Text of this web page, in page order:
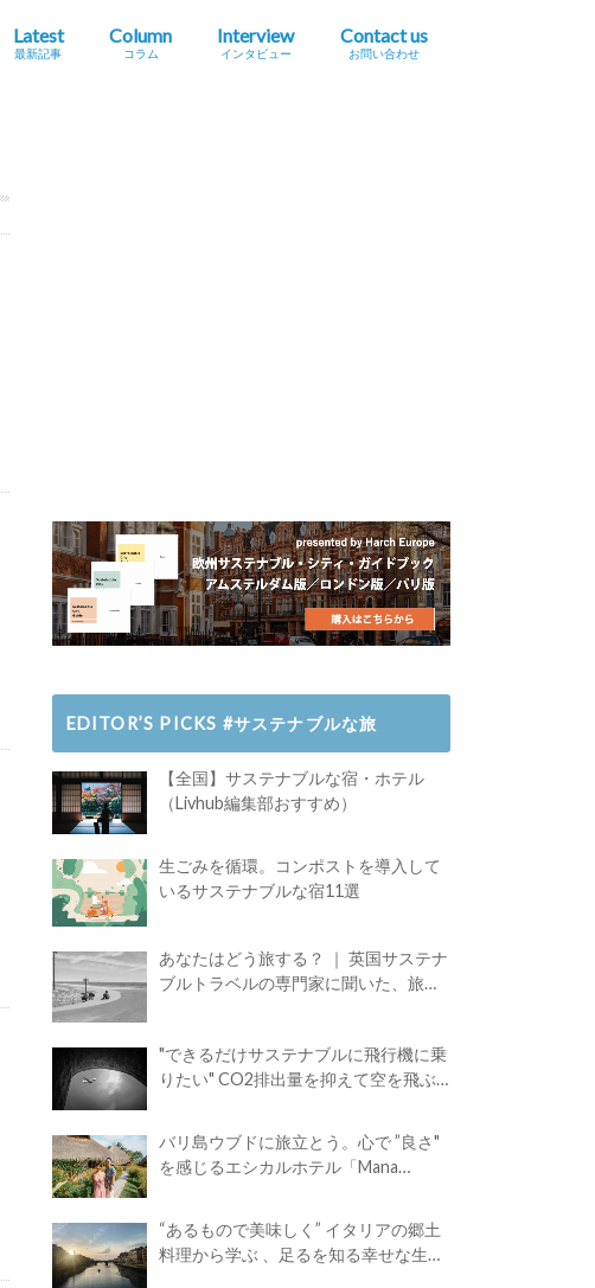
Latest
最新記事
Column
コラム
Interview
インタビュー
Contact us
お問い合わせ
EDITOR’S PICKS #サステナブルな旅
【全国】サステナブルな宿・ホテル
（Livhub編集部おすすめ）
生ごみを循環。コンポストを導入して
いるサステナブルな宿11選
あなたはどう旅する？ ｜ 英国サステナ
ブルトラベルの専門家に聞いた、旅の
"できるだけサステナブルに飛行機に乗
りたい" CO2排出量を抑えて空を飛ぶ
バリ島ウブドに旅立とう。心で ”良さ"
を感じるエシカルホテル「Mana
“あるもので美味しく” イタリアの郷土
料理から学ぶ 、足るを知る幸せな生き